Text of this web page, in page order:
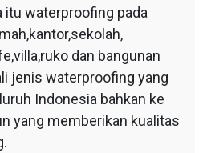
itu waterproofing pada
dan bangunan
jenis waterproofing yang
Indonesia bahkan ke
yang memberikan kualitas